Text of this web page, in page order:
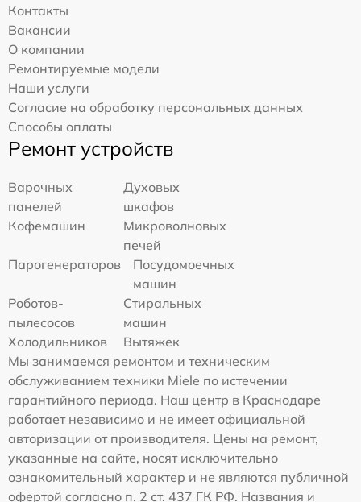
Контакты
Вакансии
О компании
Ремонтируемые модели
Наши услуги
Согласие на обработку персональных данных
Способы оплаты
Ремонт устройств
Варочных
панелей
Духовых
шкафов
Кофемашин
Микроволновых
печей
Парогенераторов
Посудомоечных
машин
Роботов-
пылесосов
Стиральных
машин
Холодильников
Вытяжек
Мы занимаемся ремонтом и техническим
обслуживанием техники Miele по истечении
гарантийного периода. Наш центр в Краснодаре
работает независимо и не имеет официальной
авторизации от производителя. Цены на ремонт,
указанные на сайте, носят исключительно
ознакомительный характер и не являются публичной
офертой согласно п. 2 ст. 437 ГК РФ. Названия и